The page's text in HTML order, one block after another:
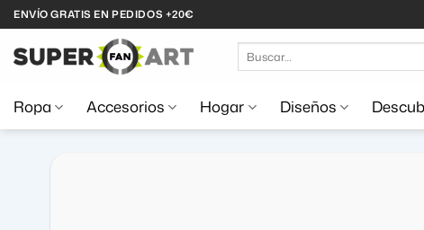
Saltar
al
contenido
ENVÍO GRATIS EN PEDIDOS +20€
por:
Ropa Accesorios Hogar Diseños